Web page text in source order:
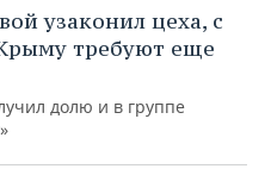
узаконил цеха, с
требуют еще
долю и в группе